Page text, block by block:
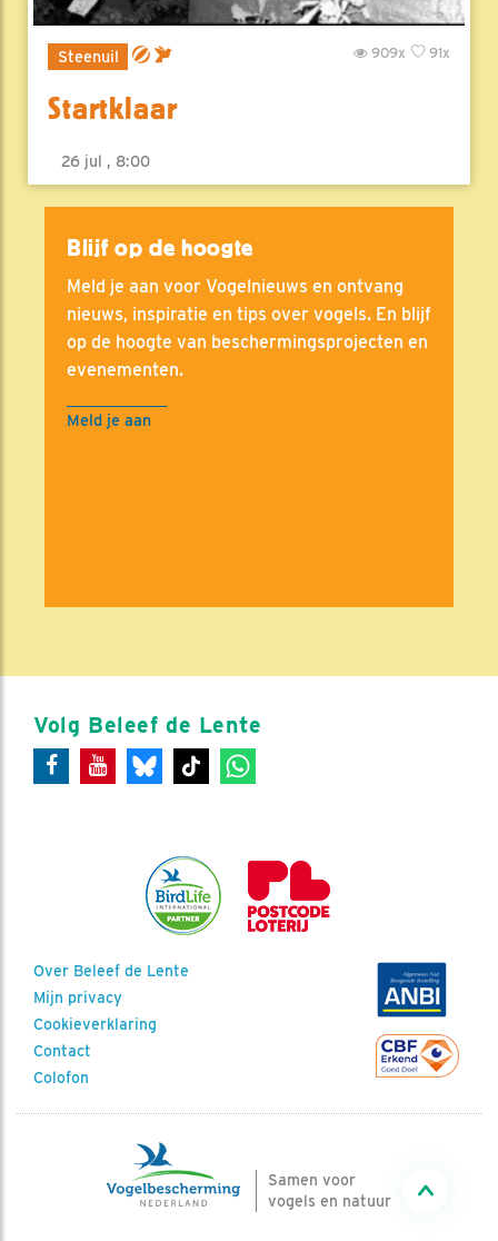
Steenuil 91x
909x
Startklaar
26 jul , 8:00
Blijf op de hoogte
Meld je aan voor Vogelnieuws en ontvang
nieuws, inspiratie en tips over vogels. En blijf
op de hoogte van beschermingsprojecten en
evenementen.
Meld je aan
Volg Beleef de Lente
Over Beleef de Lente
Mijn privacy
Cookieverklaring
Contact
Colofon
Samen voor
vogels en natuur